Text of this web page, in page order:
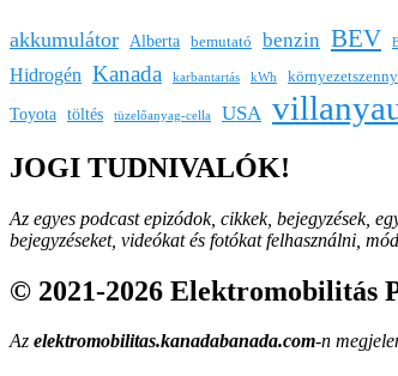
akkumulátor Alberta bemutató benzin BEV
Hidrogén Kanada karbantartás kWh
Toyota töltés tüzelőanyag-cella USA
JOGI TUDNIVALÓK!
Az egyes podcast epizódok, cikkek, bejegyzések,
bejegyzéseket, videókat és fotókat felhasználni,
© 2021-2026 Elektromobilitás
Az elektromobilitas.kanadabanada.com-n